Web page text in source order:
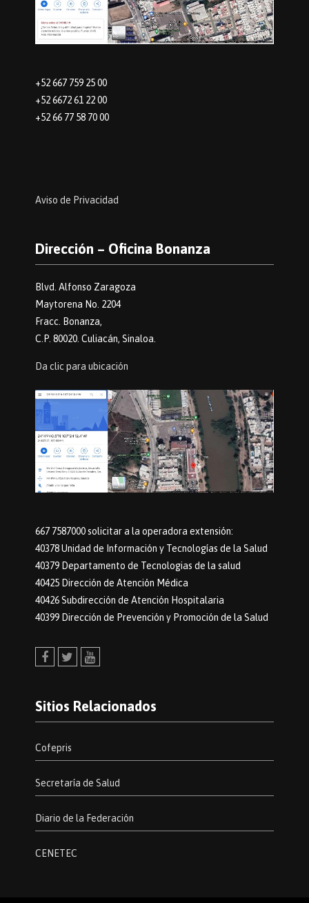
+52 667 759 25 00
+52 6672 61 22 00
+52 66 77 58 70 00
Aviso de Privacidad
Dirección – Oficina Bonanza
Blvd. Alfonso Zaragoza
Maytorena No. 2204
Fracc. Bonanza,
C.P. 80020. Culiacán, Sinaloa.
Da clic para ubicación
667 7587000 solicitar a la operadora extensión:
40378 Unidad de Información y Tecnologías de la Salud
40379 Departamento de Tecnologias de la salud
40425 Dirección de Atención Médica
40426 Subdirección de Atención Hospitalaria
40399 Dirección de Prevención y Promoción de la Salud
Sitios Relacionados
Cofepris
Secretaría de Salud
Diario de la Federación
CENETEC